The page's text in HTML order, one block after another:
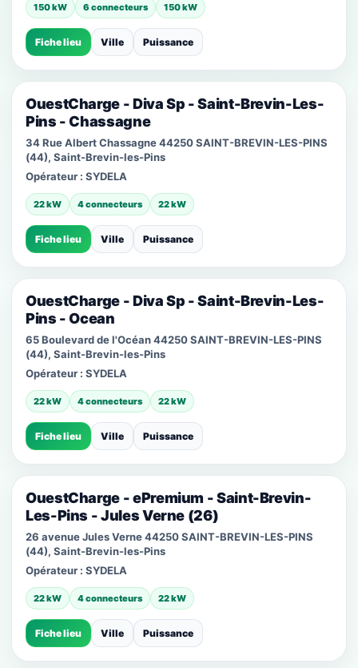
150 kW 6 connecteurs 150 kW
Fiche lieu Ville Puissance
OuestCharge - Diva Sp - Saint-Brevin-Les-
Pins - Chassagne
34 Rue Albert Chassagne 44250 SAINT-BREVIN-LES-PINS
(44), Saint-Brevin-les-Pins
Opérateur : SYDELA
22 kW 4 connecteurs 22 kW
Fiche lieu Ville Puissance
OuestCharge - Diva Sp - Saint-Brevin-Les-
Pins - Ocean
65 Boulevard de l'Océan 44250 SAINT-BREVIN-LES-PINS
(44), Saint-Brevin-les-Pins
Opérateur : SYDELA
22 kW 4 connecteurs 22 kW
Fiche lieu Ville Puissance
OuestCharge - ePremium - Saint-Brevin-
Les-Pins - Jules Verne (26)
26 avenue Jules Verne 44250 SAINT-BREVIN-LES-PINS
(44), Saint-Brevin-les-Pins
Opérateur : SYDELA
22 kW 4 connecteurs 22 kW
Fiche lieu Ville Puissance